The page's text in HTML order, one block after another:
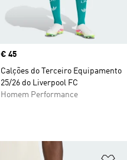
Price
€ 45
Calções do Terceiro Equipamento
25/26 do Liverpool FC
Homem Performance